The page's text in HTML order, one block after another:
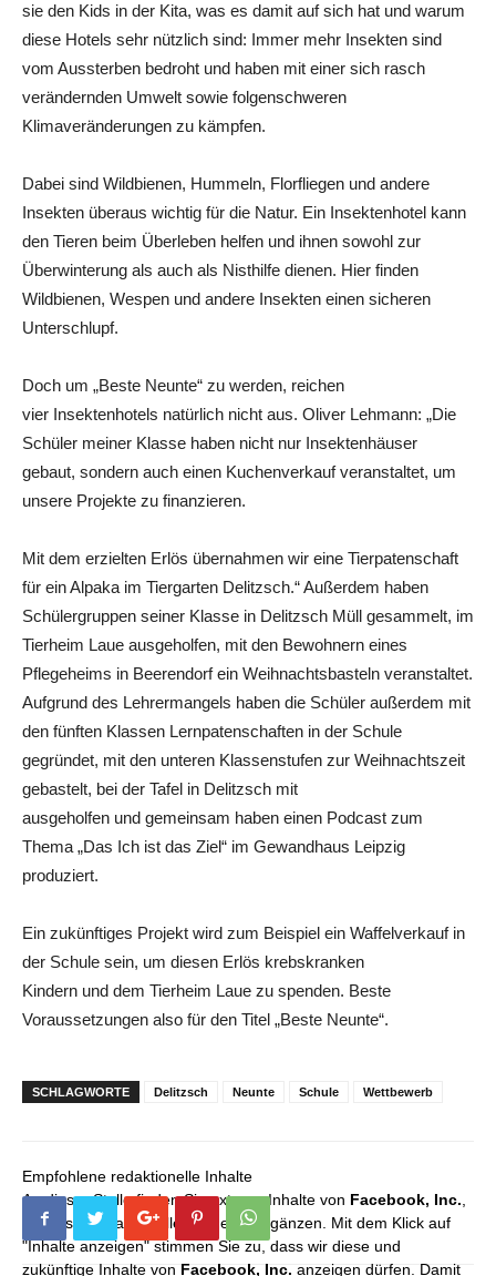
sie den Kids in der Kita, was es damit auf sich hat und warum
diese Hotels sehr nützlich sind: Immer mehr Insekten sind
vom Aussterben bedroht und haben mit einer sich rasch
verändernden Umwelt sowie folgenschweren
Klimaveränderungen zu kämpfen.
Dabei sind Wildbienen, Hummeln, Florfliegen und andere
Insekten überaus wichtig für die Natur. Ein Insektenhotel kann
den Tieren beim Überleben helfen und ihnen sowohl zur
Überwinterung als auch als Nisthilfe dienen. Hier finden
Wildbienen, Wespen und andere Insekten einen sicheren
Unterschlupf.
Doch um „Beste Neunte“ zu werden, reichen
vier Insektenhotels natürlich nicht aus. Oliver Lehmann: „Die
Schüler meiner Klasse haben nicht nur Insektenhäuser
gebaut, sondern auch einen Kuchenverkauf veranstaltet, um
unsere Projekte zu finanzieren.
Mit dem erzielten Erlös übernahmen wir eine Tierpatenschaft
für ein Alpaka im Tiergarten Delitzsch.“ Außerdem haben
Schülergruppen seiner Klasse in Delitzsch Müll gesammelt, im
Tierheim Laue ausgeholfen, mit den Bewohnern eines
Pflegeheims in Beerendorf ein Weihnachtsbasteln veranstaltet.
Aufgrund des Lehrermangels haben die Schüler außerdem mit
den fünften Klassen Lernpatenschaften in der Schule
gegründet, mit den unteren Klassenstufen zur Weihnachtszeit
gebastelt, bei der Tafel in Delitzsch mit
ausgeholfen und gemeinsam haben einen Podcast zum
Thema „Das Ich ist das Ziel“ im Gewandhaus Leipzig
produziert.
Ein zukünftiges Projekt wird zum Beispiel ein Waffelverkauf in
der Schule sein, um diesen Erlös krebskranken
Kindern und dem Tierheim Laue zu spenden. Beste
Voraussetzungen also für den Titel „Beste Neunte“.
SCHLAGWORTE Delitzsch Neunte Schule Wettbewerb
Empfohlene redaktionelle Inhalte
An dieser Stelle finden Sie externe Inhalte von Facebook, Inc.
die unser redaktionelles Angebot ergänzen. Mit dem Klick auf
"Inhalte anzeigen" stimmen Sie zu, dass wir diese und
zukünftige Inhalte von Facebook, Inc. anzeigen dürfen. Damit